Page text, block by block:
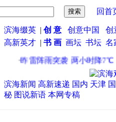
回首
滨海缀英| 创 意 创意中国
创
高新英才 | 书 画 画坛 书坛 名
昨雷阵雨突袭 两小时降7℃
滨海新闻 高新速递 国内 天津
秘 图说新语 本网专稿